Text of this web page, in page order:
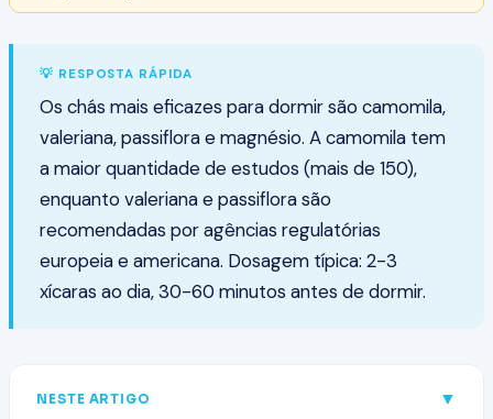
💡 RESPOSTA RÁPIDA
Os chás mais eficazes para dormir são camomila,
valeriana, passiflora e magnésio. A camomila tem
a maior quantidade de estudos (mais de 150),
enquanto valeriana e passiflora são
recomendadas por agências regulatórias
europeia e americana. Dosagem típica: 2-3
xícaras ao dia, 30-60 minutos antes de dormir.
NESTE ARTIGO ▼